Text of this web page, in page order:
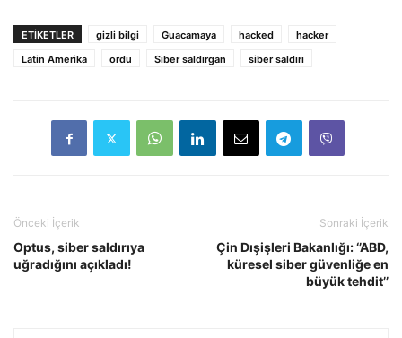
ETIKETLER gizli bilgi Guacamaya hacked
hacker
Latin Amerika
ordu Siber saldırgan siber saldırı
Önceki İçerik
Optus, siber saldırıya
uğradığını açıkladı!
Sonraki İçerik
Çin Dışişleri Bakanlığı: ‘’ABD,
küresel siber güvenliğe en
büyük tehdit’’